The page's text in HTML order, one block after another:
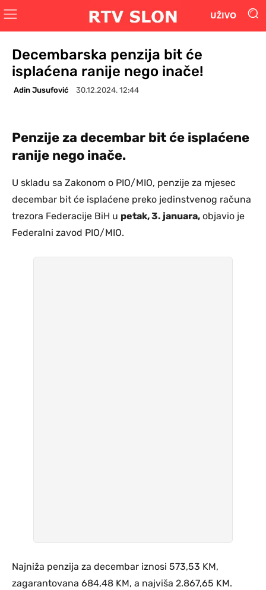
UŽIVO
Decembarska penzija bit će
isplaćena ranije nego inače!
Adin Jusufović 30.12.2024. 12:44
Penzije za decembar bit će isplaćene
ranije nego inače.
U skladu sa Zakonom o PIO/MIO, penzije za mjesec
decembar bit će isplaćene preko jedinstvenog računa
trezora Federacije BiH u petak, 3. januara, objavio je
Federalni zavod PIO/MIO.
Najniža penzija za decembar iznosi 573,53 KM,
zagarantovana 684,48 KM, a najviša 2.867,65 KM.